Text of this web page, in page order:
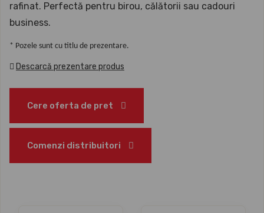
rafinat. Perfectă pentru birou, călătorii sau cadouri
business.
* Pozele sunt cu titlu de prezentare.
Descarcă prezentare produs
Cere oferta de pret
Comenzi distribuitori